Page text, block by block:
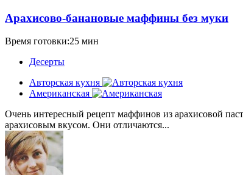
Арахисово-банановые маффины без муки
Время готовки:25 мин
Десерты
Авторская кухня
Американская
Очень интересный рецепт маффинов из арахисовой
арахисовым вкусом. Они отличаются...